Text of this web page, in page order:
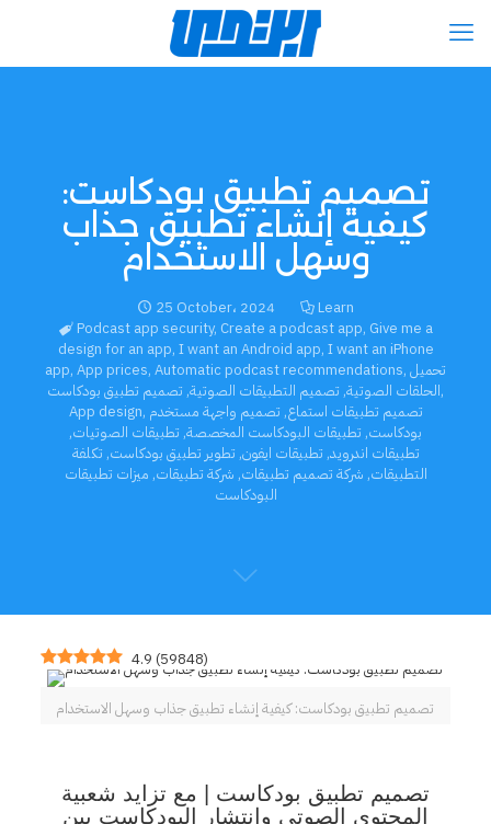
تصميم تطبيق بودكاست:
كيفية إنشاء تطبيق جذاب
وسهل الاستخدام
25 October، 2024
Learn
Podcast app security, Create a podcast app, Give me a
design for an app, I want an Android app, I want an iPhone
app, App prices, Automatic podcast recommendations, تحميل
الحلقات الصوتية, تصميم التطبيقات الصوتية, تصميم تطبيق بودكاست
,
App design, تصميم تطبيقات استماع, تصميم واجهة مستخدم
بودكاست, تطبيقات البودكاست المخصصة, تطبيقات الصوتيات,
تطبيقات اندرويد, تطبيقات ايفون, تطوير تطبيق بودكاست, تكلفة
التطبيقات, شركة تصميم تطبيقات, شركة تطبيقات, ميزات تطبيقات
البودكاست
4.9 (59848)
تصميم تطبيق بودكاست: كيفية إنشاء تطبيق جذاب وسهل الاستخدام
تصميم تطبيق بودكاست | مع تزايد شعبية
المحتوى الصوتي وانتشار البودكاست بين